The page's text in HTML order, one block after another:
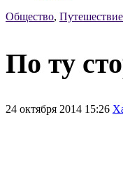
Общество, Путешествие
По ту
24 октября 2014 15:26